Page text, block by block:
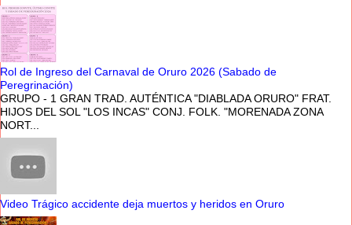
Rol de Ingreso del Carnaval de Oruro 2026 (Sabado de
Peregrinación)
GRUPO - 1 GRAN TRAD. AUTÉNTICA "DIABLADA ORURO" FRAT.
HIJOS DEL SOL "LOS INCAS" CONJ. FOLK. "MORENADA ZONA
NORT...
Video Trágico accidente deja muertos y heridos en Oruro